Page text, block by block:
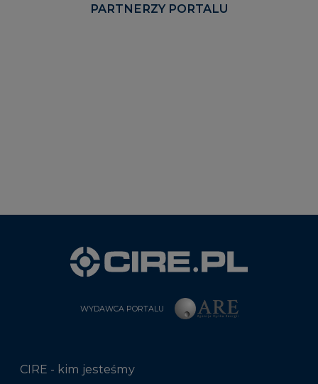
PARTNERZY PORTALU
WYDAWCA PORTALU
CIRE - kim jesteśmy